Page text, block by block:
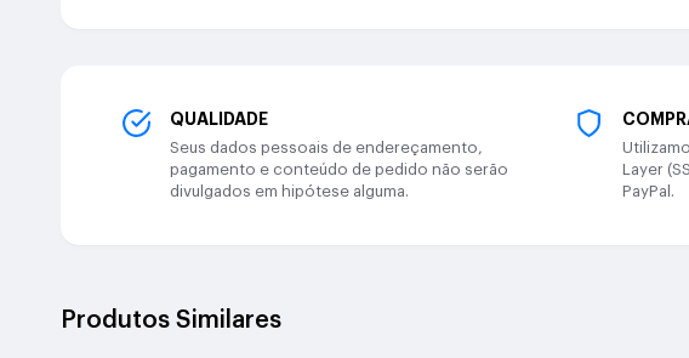
QUALIDADE
Seus dados pessoais de endereçamento,
pagamento e conteúdo de pedido não serão
divulgados em hipótese alguma.
Layer
PayPal.
Produtos Similares